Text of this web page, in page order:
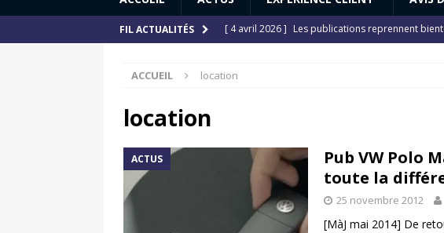
FIL ACTUALITÉS [ 4 avril 2026 ] Les publications reprennent
[ 12 juillet 2025 ]
[ 11 avril 2020 ] #StayHome : Honda dévoile
ACCUEIL location
location
ACTUS
Pub VW Polo
toute la
25 novembre 2012
[MàJ mai 2014] De